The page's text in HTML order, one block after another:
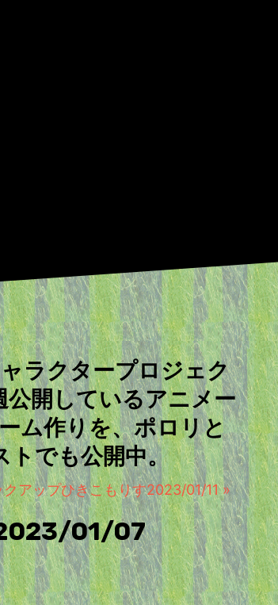
ラクタープロジェク
開しているアニメー
ム作りを、ポロリと
トでも公開中。
クアップひきこもりす2023/01/11 »
01/07